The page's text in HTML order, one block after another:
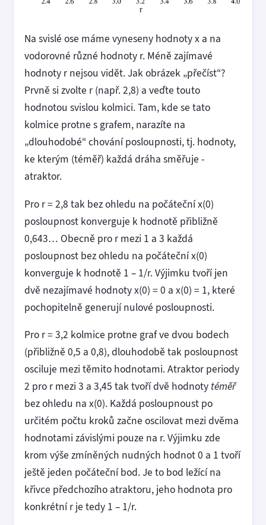
Na svislé ose máme vyneseny hodnoty x a na
vodorovné různé hodnoty r. Méně zajímavé
hodnoty r nejsou vidět. Jak obrázek „přečíst“?
Prvně si zvolte r (např. 2,8) a veďte touto
hodnotou svislou kolmici. Tam, kde se tato
kolmice protne s grafem, narazíte na
„dlouhodobé“ chování posloupnosti, tj. hodnoty,
ke kterým (téměř) každá dráha směřuje -
atraktor.
Pro r = 2,8 tak bez ohledu na počáteční x(0)
posloupnost konverguje k hodnotě přibližně
0,643… Obecně pro r mezi 1 a 3 každá
posloupnost bez ohledu na počáteční x(0)
konverguje k hodnotě 1 – 1/r. Výjimku tvoří jen
dvě nezajímavé hodnoty x(0) = 0 a x(0) = 1, které
pochopitelně generují nulové posloupnosti.
Pro r = 3,2 kolmice protne graf ve dvou bodech
(přibližně 0,5 a 0,8), dlouhodobě tak posloupnost
osciluje mezi těmito hodnotami. Atraktor periody
2 pro r mezi 3 a 3,45 tak tvoří dvě hodnoty téměř
bez ohledu na x(0). Každá posloupnoust po
určitém počtu kroků začne oscilovat mezi dvěma
hodnotami závislými pouze na r. Výjimku zde
krom výše zmíněných nudných hodnot 0 a 1 tvoří
ještě jeden počáteční bod. Je to bod ležící na
křivce předchozího atraktoru, jeho hodnota pro
konkrétní r je tedy 1 – 1/r.